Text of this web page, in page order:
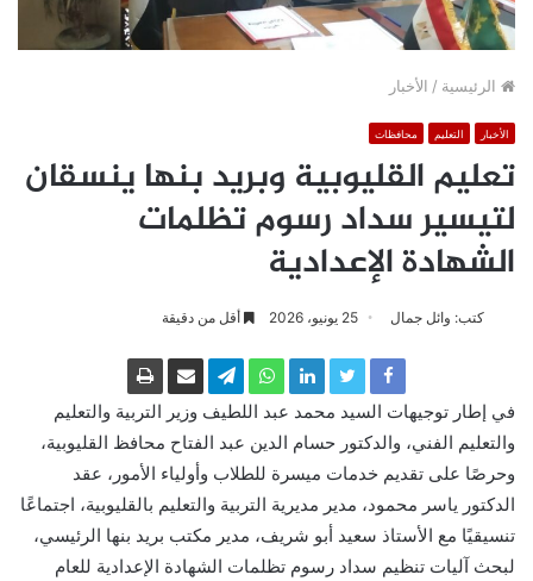
الرئيسية / الأخبار
الأخبار التعليم محافظات
تعليم القليوبية وبريد بنها ينسقان
لتيسير سداد رسوم تظلمات
الشهادة الإعدادية
كتب: وائل جمال 25 يونيو، 2026 أقل من دقيقة
في إطار توجيهات السيد محمد عبد اللطيف وزير التربية والتعليم
والتعليم الفني، والدكتور حسام الدين عبد الفتاح محافظ القليوبية،
وحرصًا على تقديم خدمات ميسرة للطلاب وأولياء الأمور، عقد
الدكتور ياسر محمود، مدير مديرية التربية والتعليم بالقليوبية، اجتماعًا
تنسيقيًا مع الأستاذ سعيد أبو شريف، مدير مكتب بريد بنها الرئيسي،
لبحث آليات تنظيم سداد رسوم تظلمات الشهادة الإعدادية للعام